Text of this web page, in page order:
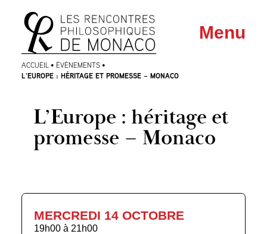
Aller
au
menu
Aller au
contenu
Menu
ACCUEIL • ÉVÈNEMENTS •
L’EUROPE : HÉRITAGE ET PROMESSE – MONACO
L’Europe : héritage et
promesse – Monaco
MERCREDI 14 OCTOBRE
19h00 à 21h00